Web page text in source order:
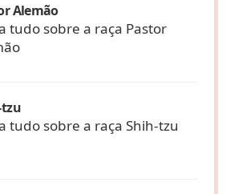
Alemão
tudo sobre a raça Pastor
tudo sobre a raça Shih-tzu